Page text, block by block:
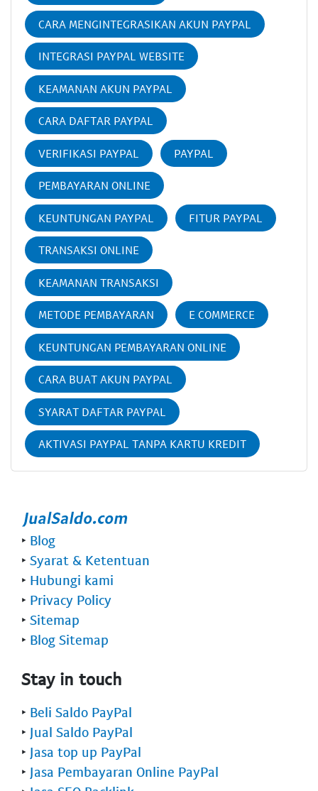
CARA MENGINTEGRASIKAN AKUN PAYPAL
INTEGRASI PAYPAL WEBSITE
KEAMANAN AKUN PAYPAL
CARA DAFTAR PAYPAL
VERIFIKASI PAYPAL PAYPAL
PEMBAYARAN ONLINE
KEUNTUNGAN PAYPAL FITUR PAYPAL
TRANSAKSI ONLINE
KEAMANAN TRANSAKSI
METODE PEMBAYARAN E COMMERCE
KEUNTUNGAN PEMBAYARAN ONLINE
CARA BUAT AKUN PAYPAL
SYARAT DAFTAR PAYPAL
AKTIVASI PAYPAL TANPA KARTU KREDIT
‣ Blog
‣ Syarat & Ketentuan
‣ Hubungi kami
‣ Privacy Policy
‣ Sitemap
‣ Blog Sitemap
Stay in touch
‣ Beli Saldo PayPal
‣ Jual Saldo PayPal
‣ Jasa top up PayPal
‣ Jasa Pembayaran Online PayPal